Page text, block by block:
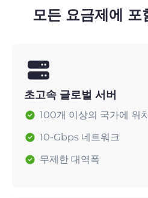
모든 요금제에 포
초고속 글로벌 서버
100개 이상의 국가에 위
10-Gbps 네트워크
무제한 대역폭